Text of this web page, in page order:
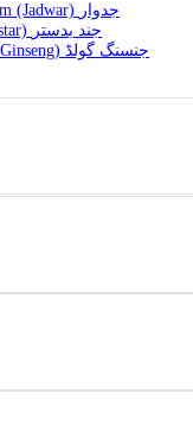
Delphinium Denudatum (Jadwar) جدوار
castoreum (Jund Badastar) جند بدستر
Ginseng Korean (Red Ginseng) جنسنگ گولڈ